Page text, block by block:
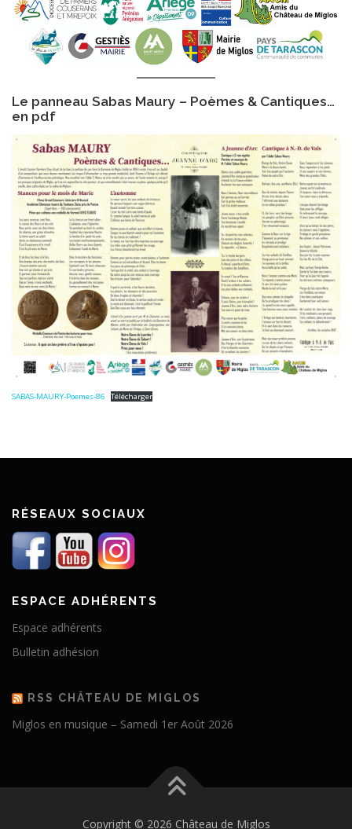
Le panneau Sabas Maury – Poèmes & Cantiques…
en pdf
SABAS-MAURY-Poemes-86 Télécharger
RÉSEAUX SOCIAUX
ESPACE ADHÉRENTS
Espace adhérents
Bulletin adhésion
RSS CHÂTEAU DE MIGLOS
Miglos en musique – Samedi 1er Août 2026
Copyright © 2026 Château de Miglos